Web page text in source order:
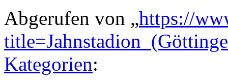
Abgerufen von „https://
Kategorien: